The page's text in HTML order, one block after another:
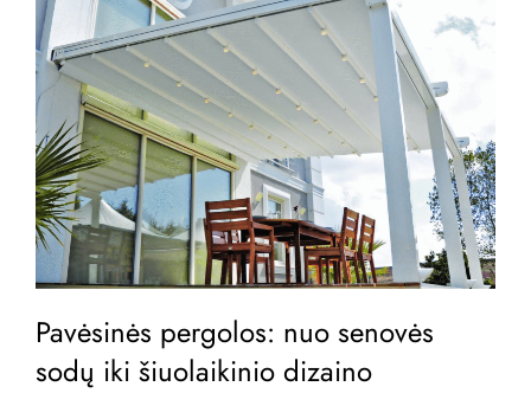
Pavėsinės pergolos: nuo senovės
sodų iki šiuolaikinio dizaino